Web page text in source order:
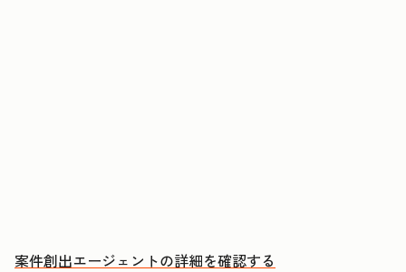
案件創出エージェントの詳細を確認する